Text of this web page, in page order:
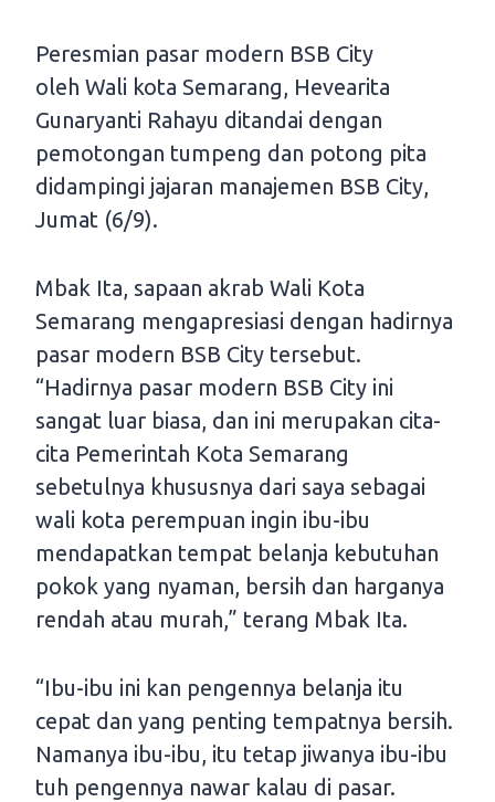
Peresmian pasar modern BSB City
oleh Wali kota Semarang, Hevearita
Gunaryanti Rahayu ditandai dengan
pemotongan tumpeng dan potong pita
didampingi jajaran manajemen BSB City,
Jumat (6/9).
Mbak Ita, sapaan akrab Wali Kota
Semarang mengapresiasi dengan hadirnya
pasar modern BSB City tersebut.
“Hadirnya pasar modern BSB City ini
sangat luar biasa, dan ini merupakan cita-
cita Pemerintah Kota Semarang
sebetulnya khususnya dari saya sebagai
wali kota perempuan ingin ibu-ibu
mendapatkan tempat belanja kebutuhan
pokok yang nyaman, bersih dan harganya
rendah atau murah,” terang Mbak Ita.
“Ibu-ibu ini kan pengennya belanja itu
cepat dan yang penting tempatnya bersih.
Namanya ibu-ibu, itu tetap jiwanya ibu-ibu
tuh pengennya nawar kalau di pasar.